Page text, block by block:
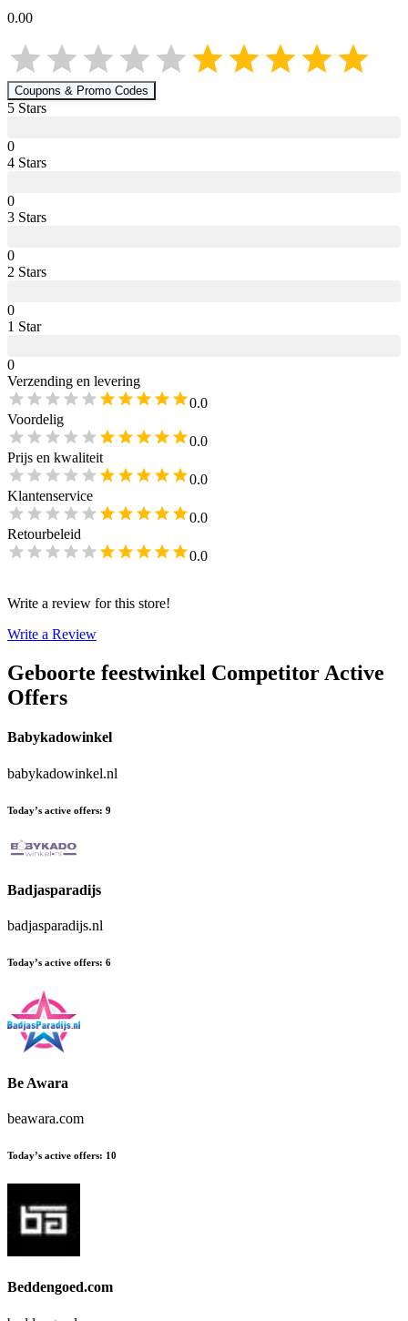
0.00
Coupons & Promo Codes
5 Stars
0
4 Stars
0
3 Stars
0
2 Stars
0
1 Star
0
Verzending en levering
0.0
Voordelig
0.0
Prijs en kwaliteit
0.0
Klantenservice
0.0
Retourbeleid
0.0
Write a review for this store!
Write a Review
Geboorte feestwinkel Competitor Active
Offers
Babykadowinkel
babykadowinkel.nl
Today’s active offers: 9
Badjasparadijs
badjasparadijs.nl
Today’s active offers: 6
Be Awara
beawara.com
Today’s active offers: 10
Beddengoed.com